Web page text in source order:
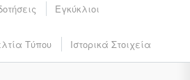
Εγκύκλιοι
Τύπου Ιστορικά Στοιχεία